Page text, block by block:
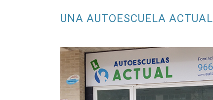
UNA AUTOESCUELA ACTUAL